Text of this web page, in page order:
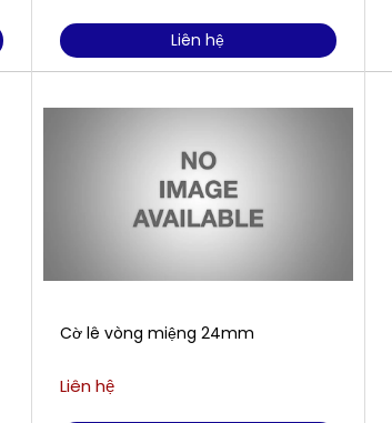
Liên hệ
Cờ lê vòng miệng 24mm
Liên hệ